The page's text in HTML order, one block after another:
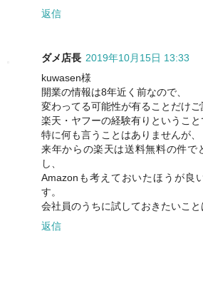
返信
ダメ店長 2019年10月15日 13:33
kuwasen様
開業の情報は8年近く前なので、
変わってる可能性が有ることだけご
楽天・ヤフーの経験有りということ
特に何も言うことはありませんが、
来年からの楽天は送料無料の件で
し、
Amazonも考えておいたほうが良
す。
会社員のうちに試しておきたいこと
返信